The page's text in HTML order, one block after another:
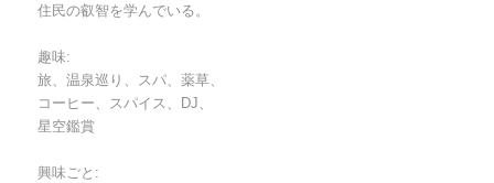
住民の叡智を学んでいる。
趣味:
旅、温泉巡り、スパ、薬草、
コーヒー、スパイス、DJ、
星空鑑賞
興味ごと: